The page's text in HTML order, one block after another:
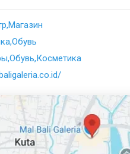
Магазин
Обувь
Обувь Косметика